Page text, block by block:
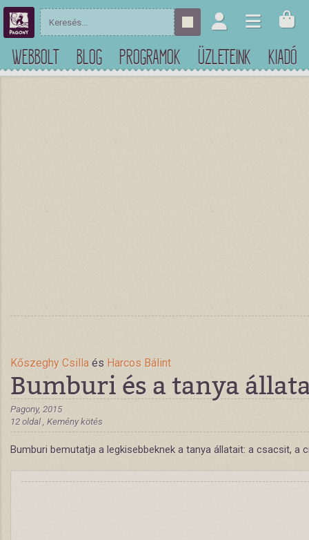
WEBBOLT BLOG PROGRAMOK ÜZLETEINK KIADÓ
Kőszeghy Csilla és Harcos Bálint
Bumburi és a tanya
Pagony, 2015
12 oldal , Kemény kötés
Bumburi bemutatja a legkisebbeknek a tanya állatait: a csacsit,